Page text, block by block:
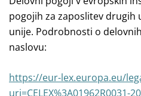
pogojih za zaposlitev drugih
unije. Podrobnosti o
naslovu:
https://eur-lex.europa.eu/
uri=CELEX%3A01962R0031-